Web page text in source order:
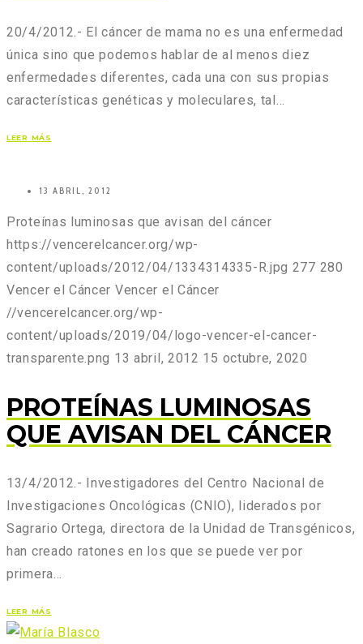
20/4/2012.- El cáncer de mama no es una enfermedad
única sino que podemos hablar de al menos diez
enfermedades diferentes, cada una con sus propias
características genéticas y moleculares, tal…
LEER MÁS
13 ABRIL, 2012
Proteínas luminosas que avisan del cáncer
https://vencerelcancer.org/wp-
content/uploads/2012/04/1334314335-R.jpg 277 280
Vencer el Cáncer Vencer el Cáncer
//vencerelcancer.org/wp-
content/uploads/2019/04/logo-vencer-el-cancer-
transparente.png 13 abril, 2012 15 octubre, 2020
PROTEÍNAS LUMINOSAS
QUE AVISAN DEL CÁNCER
13/4/2012.- Investigadores del Centro Nacional de
Investigaciones Oncológicas (CNIO), liderados por
Sagrario Ortega, directora de la Unidad de Transgénicos,
han creado ratones en los que se puede ver por
primera…
LEER MÁS